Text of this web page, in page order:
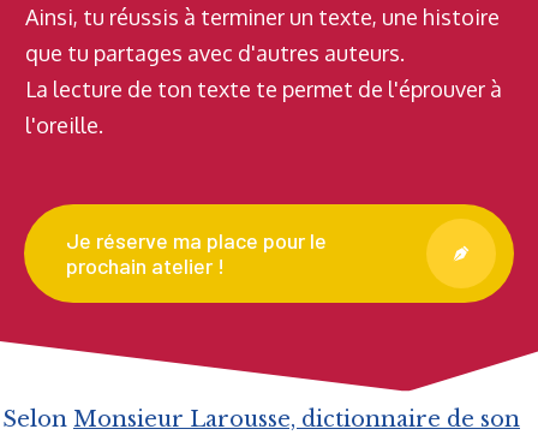
Ainsi, tu réussis à terminer un texte, une histoire
que tu partages avec d'autres auteurs.
La lecture de ton texte te permet de l'éprouver à
l'oreille.
Je réserve ma place pour le
prochain atelier !
Selon Monsieur Larousse, dictionnaire de son